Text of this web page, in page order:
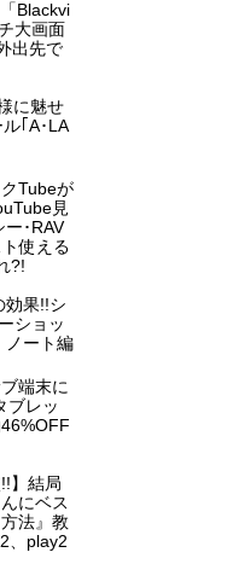
Blackvi
大画面
出先で
に魅せ
｢A･LA
Tubeが
見
･RAV
使える
?!
効果!!シ
ショッ
ノート編
端末に
ブレッ
】結局
にベス
法』教
、play2